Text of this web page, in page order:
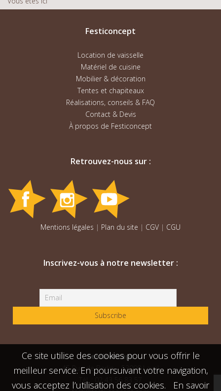
Festiconcept
Location de vaisselle
Matériel de cuisine
Mobilier & décoration
Tentes et chapiteaux
Réalisations, conseils & FAQ
Contact & Devis
À propos de Festiconcept
Retrouvez-nous sur :
Mentions légales | Plan du site | CGV | CGU
Inscrivez-vous à notre newsletter :
Festiconcept
45 Rue de Berlin – 53000 Laval
Tél. : 02 43 56 83 57
Ce site utilise des cookies pour vous offrir le
meilleur service. En poursuivant votre navigation,
vous acceptez l’utilisation des cookies.
En savoir